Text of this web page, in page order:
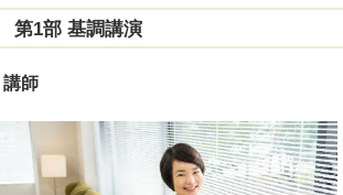
第1部 基調講演
講師